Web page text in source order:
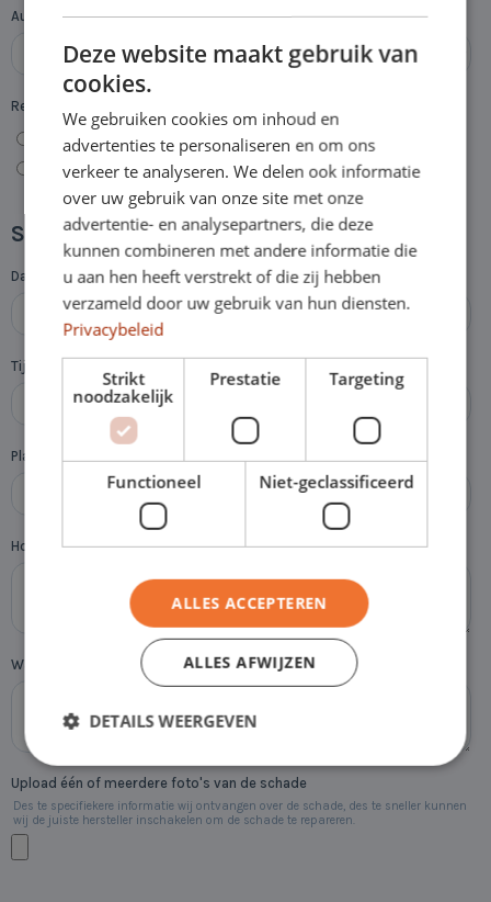
Deze website maakt gebruik van
cookies.
We gebruiken cookies om inhoud en
advertenties te personaliseren en om ons
verkeer te analyseren. We delen ook informatie
over uw gebruik van onze site met onze
advertentie- en analysepartners, die deze
kunnen combineren met andere informatie die
u aan hen heeft verstrekt of die zij hebben
verzameld door uw gebruik van hun diensten.
Privacybeleid
Strikt
noodzakelijk
Prestatie Targeting
Functioneel Niet-geclassificeerd
ALLES ACCEPTEREN
ALLES AFWIJZEN
DETAILS WEERGEVEN